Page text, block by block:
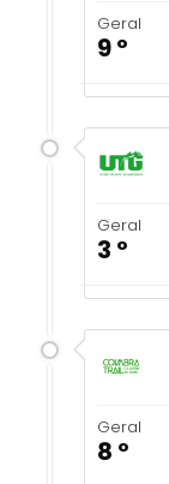
Geral
9 º
Geral
3 º
Geral
8 º